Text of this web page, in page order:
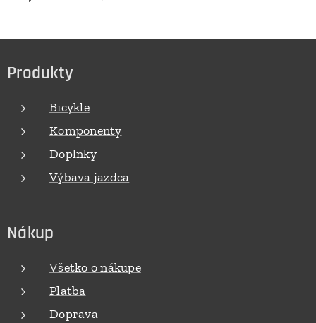
Produkty
Bicykle
Komponenty
Doplnky
Výbava jazdca
Nákup
Všetko o nákupe
Platba
Doprava